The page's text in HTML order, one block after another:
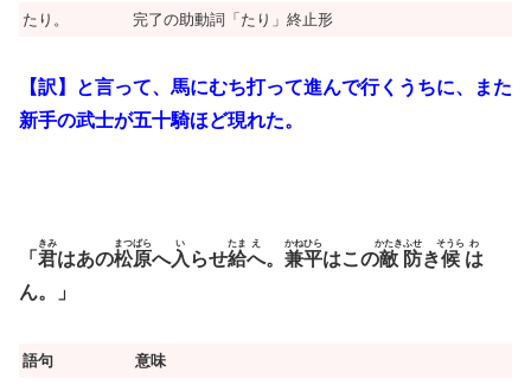
たり。
完了の助動詞「たり」終止形
【訳】と言って、馬にむち打って進んで行くうちに、また
新手の武士が五十騎ほど現れた。
「 君
きみ
はあの松原
まつばら
へ入
い
らせ給
たま
へ
え
。 兼平
かねひら
はこの敵
かたき
防
ふせ
き候
そうら
は
わ
ん。」
語句
意味